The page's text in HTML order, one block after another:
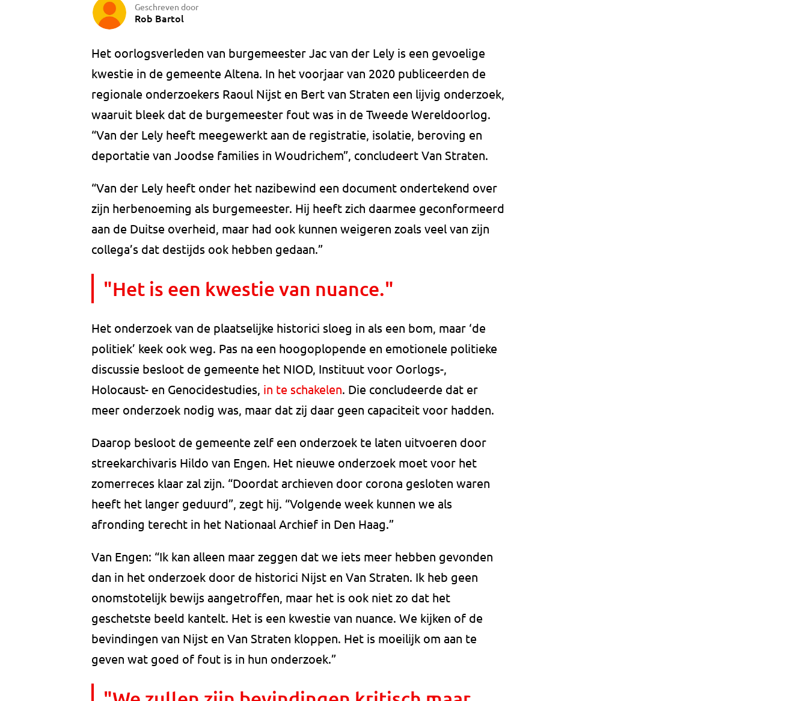
Geschreven door
Rob Bartol
Het oorlogsverleden van burgemeester Jac van der Lely is een gevoelige
kwestie in de gemeente Altena. In het voorjaar van 2020 publiceerden de
regionale onderzoekers Raoul Nijst en Bert van Straten een lijvig onderzoek,
waaruit bleek dat de burgemeester fout was in de Tweede Wereldoorlog.
“Van der Lely heeft meegewerkt aan de registratie, isolatie, beroving en
deportatie van Joodse families in Woudrichem”, concludeert Van Straten.
“Van der Lely heeft onder het nazibewind een document ondertekend over
zijn herbenoeming als burgemeester. Hij heeft zich daarmee geconformeerd
aan de Duitse overheid, maar had ook kunnen weigeren zoals veel van zijn
collega’s dat destijds ook hebben gedaan.”
"Het is een kwestie van nuance."
Het onderzoek van de plaatselijke historici sloeg in als een bom, maar ‘de
politiek’ keek ook weg. Pas na een hoogoplopende en emotionele politieke
discussie besloot de gemeente het NIOD, Instituut voor Oorlogs-,
Holocaust- en Genocidestudies, in te schakelen. Die concludeerde dat er
meer onderzoek nodig was, maar dat zij daar geen capaciteit voor hadden.
Daarop besloot de gemeente zelf een onderzoek te laten uitvoeren door
streekarchivaris Hildo van Engen. Het nieuwe onderzoek moet voor het
zomerreces klaar zal zijn. “Doordat archieven door corona gesloten waren
heeft het langer geduurd”, zegt hij. “Volgende week kunnen we als
afronding terecht in het Nationaal Archief in Den Haag.”
Van Engen: “Ik kan alleen maar zeggen dat we iets meer hebben gevonden
dan in het onderzoek door de historici Nijst en Van Straten. Ik heb geen
onomstotelijk bewijs aangetroffen, maar het is ook niet zo dat het
geschetste beeld kantelt. Het is een kwestie van nuance. We kijken of de
bevindingen van Nijst en Van Straten kloppen. Het is moeilijk om aan te
geven wat goed of fout is in hun onderzoek.”